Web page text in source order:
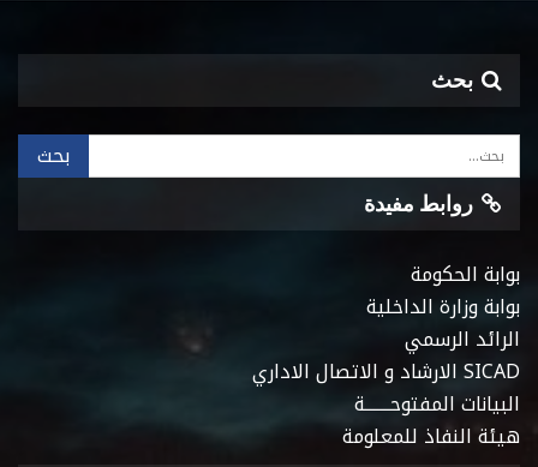
بحث
روابط مفيدة
بوابة الحكومة
بوابة وزارة الداخلية
الرائد الرسمي
SICAD الارشاد و الاتصال الاداري
البيانات المفتوحـــــــة
هيئة النفاذ للمعلومة